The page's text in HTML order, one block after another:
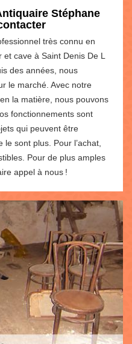
Stéphane
très connu en
cave à Saint Denis De L
des années, nous
le marché. Avec notre
la matière, nous pouvons
fonctionnements sont
qui peuvent être
sont plus. Pour l’achat,
Pour de plus amples
appel à nous !